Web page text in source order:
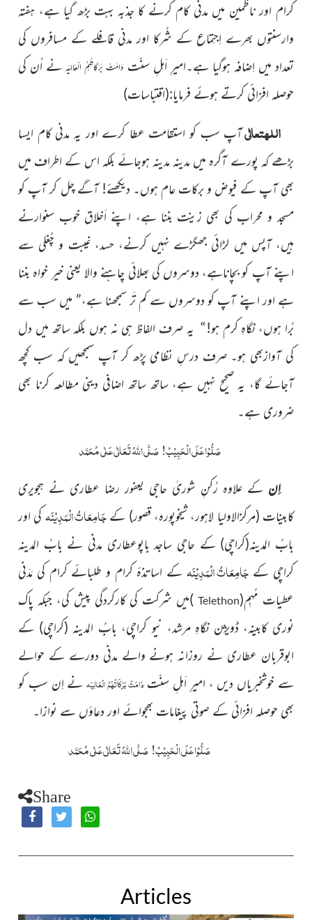
کرام اور ناظمین میں مدنی کام کرنے کا جذبہ بہت بڑھ گیا ہے، ہفتہ
وارسنتوں بھرے اِجتِماع کے شُرکا اور مدنیقافلے کے مسافروں کی
تعداد میں اِضافہ ہوگیا ہے۔امیرِ اَہلِ سنّت دَامَتْ بَرَکَاتُہُمُ الْعَالِیَہنے اُن کی
حوصلہ افزائی کرتے ہوئے فرمایا:(اقتباسات)
اللہتعالٰیآپ سب کو استقامت عطا کرے اور یہ مدنی کام ایسا
بڑھے کہ پورے آگرہ میں مدینہ مدینہ ہوجائے بلکہ اس کے اطراف میں
بھی آپ کے فیوض و برکات عام ہوں۔ دیکھئے! آگے چل کر آپ کو
مسجد و محراب کی بھی زینت بننا ہے، اپنے اَخلاق خوب سنوارنے
ہیں، آپس میں لڑائی جھگڑے نہیں کرنے، حسد، غیبت و چُغلی سے
اپنے آپ کو بچاناہے، دوسروں کی بھلائی چاہنے والا یعنی خیر خواہ بننا
ہے اور اپنے آپ کو دوسروں سے کم تَر سمجھنا ہے،” میں سب سے
بُرا ہوں، نگاہِ کرم ہو!“ یہ صرف الفاظ ہی نہ ہوں بلکہ ساتھ میں دل
کی آوازبھی ہو۔ صرف درسِ نظامی پڑھ کر آپ سمجھیں کہ سب کچھ
آجائے گا، یہ صحیح نہیں ہے، ساتھ ساتھ اضافی دینی مطالعہ کرنا بھی
ضروری ہے۔
صَلُّوْا عَلَی الْحَبِیْبْ! صَلَّی اللّٰہُ تَعَالٰی عَلٰی مُحَمَّد
اِنکے علاوہ رُکنِ شوریٰ حاجی یعفور رضا عطاری نے ہجویری
کابینات (مرکزالاولیا لاہور، شیخوپورہ، قصور) کےجَامِعَاتُ الْمَدِیْنَہ کی اور
بابُ المدینہ(کراچی) کے حاجی ساجد باپوعطاری مدنی نے بابُ المدینہ
کراچی کے جَامِعَاتُ الْمَدِیْنَہ کے اساتذۂ کرام و طلبائے کرام کی مَدَنی
عطیات مُہِم(Telethon )میں شرکت کی کارکردگی پیش کی، جبکہ پاک
نوری کابینہ، ڈویژن نگاہِ مرشد، نیو کراچی، بابُ المدینہ (کراچی) کے
ابوقربان عطاری نے روزانہ ہونے والے مدنی دورے کے حوالے
سے خوشخبریاں دیں ، امیرِ اَہلِ سنّتدَامَتْ بَرَکَاتُہُمُ الْعَالِیَہنے اِن سب کو
بھی حوصلہ افزائی کے صوتی پیغامات بھجوائے اور دعاؤں سے نوازا۔
صَلُّوْا عَلَی الْحَبِیْبْ!صَلَّی اللّٰہُ تَعَالٰی عَلٰی مُحَمَّد
Share
Articles